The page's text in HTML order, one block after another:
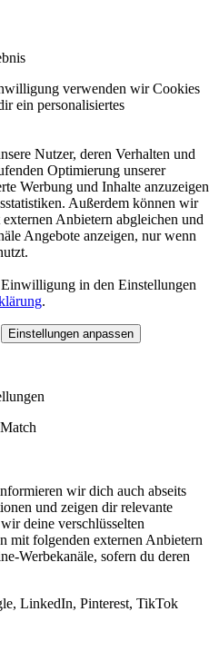
verwenden wir Cookies
ein personalisiertes
Nutzer, deren Verhalten und
Optimierung unserer
Werbung und Inhalte anzuzeigen
Außerdem können wir
Anbietern abgleichen und
Angebote anzeigen, nur wenn
in den Einstellungen
.
Einstellungen anpassen
wir dich auch abseits
und zeigen dir relevante
deine verschlüsselten
mit folgenden externen Anbietern
Werbekanäle, sofern du deren
LinkedIn, Pinterest, TikTok